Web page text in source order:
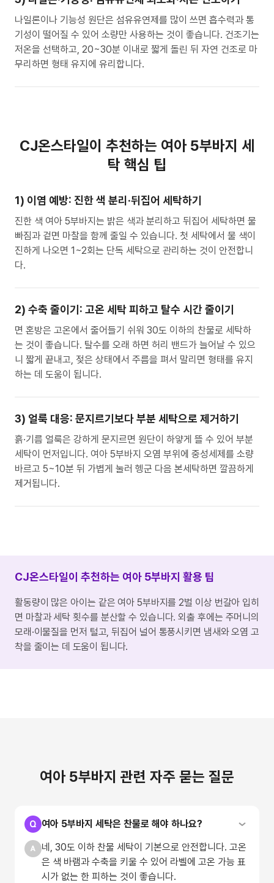
나일론이나 기능성 원단은 섬유유연제를 많이 쓰면 흡수력과 통
기성이 떨어질 수 있어 소량만 사용하는 것이 좋습니다. 건조기는
저온을 선택하고, 20~30분 이내로 짧게 돌린 뒤 자연 건조로 마
무리하면 형태 유지에 유리합니다.
CJ온스타일이 추천하는 여아 5부바지 세
탁 핵심 팁
1) 이염 예방: 진한 색 분리·뒤집어 세탁하기
진한 색 여아 5부바지는 밝은 색과 분리하고 뒤집어 세탁하면 물
빠짐과 겉면 마찰을 함께 줄일 수 있습니다. 첫 세탁에서 물 색이
진하게 나오면 1~2회는 단독 세탁으로 관리하는 것이 안전합니
다.
2) 수축 줄이기: 고온 세탁 피하고 탈수 시간 줄이기
면 혼방은 고온에서 줄어들기 쉬워 30도 이하의 찬물로 세탁하
는 것이 좋습니다. 탈수를 오래 하면 허리 밴드가 늘어날 수 있으
니 짧게 끝내고, 젖은 상태에서 주름을 펴서 말리면 형태를 유지
하는 데 도움이 됩니다.
3) 얼룩 대응: 문지르기보다 부분 세탁으로 제거하기
흙·기름 얼룩은 강하게 문지르면 원단이 하얗게 뜰 수 있어 부분
세탁이 먼저입니다. 여아 5부바지 오염 부위에 중성세제를 소량
바르고 5~10분 뒤 가볍게 눌러 헹군 다음 본세탁하면 깔끔하게
제거됩니다.
CJ온스타일이 추천하는 여아 5부바지 활용 팁
활동량이 많은 아이는 같은 여아 5부바지를 2벌 이상 번갈아 입히
면 마찰과 세탁 횟수를 분산할 수 있습니다. 외출 후에는 주머니의
모래·이물질을 먼저 털고, 뒤집어 널어 통풍시키면 냄새와 오염 고
착을 줄이는 데 도움이 됩니다.
여아 5부바지 관련 자주 묻는 질문
여아 5부바지 세탁은 찬물로 해야 하나요?
네, 30도 이하 찬물 세탁이 기본으로 안전합니다. 고온
은 색 바램과 수축을 키울 수 있어 라벨에 고온 가능 표
시가 없는 한 피하는 것이 좋습니다.